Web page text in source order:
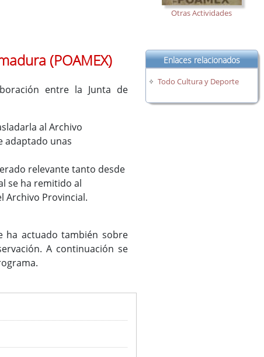
(POAMEX)
entre la Junta de
al Archivo
adaptado unas
relevante tanto desde
se ha remitido al
Archivo Provincial.
ha actuado también sobre
A continuación se
Otras Actividades
Enlaces relacionados
Todo Cultura y Deporte